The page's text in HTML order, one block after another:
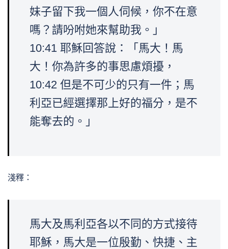
妹子留下我一個人伺候，你不在意
嗎？請吩咐她來幫助我。」
10:41 耶穌回答說：「馬大！馬
大！你為許多的事思慮煩擾，
10:42 但是不可少的只有一件；馬
利亞已經選擇那上好的福分，是不
能奪去的。」
淺釋：
馬大及馬利亞各以不同的方式接待
耶穌，馬大是一位殷勤、快捷、主